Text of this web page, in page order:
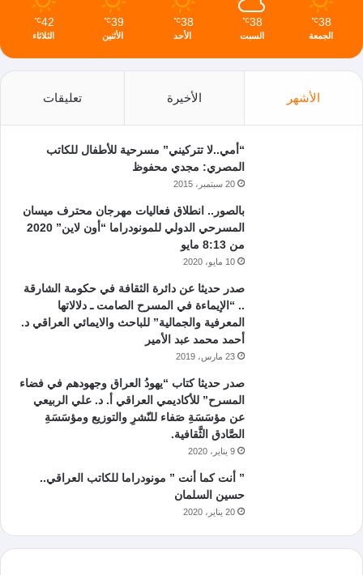
38
℃
الجمعة
38
℃
السبت
38
℃
الأحد
39
℃
الأثنين
42
℃
الثلاثاء
الأشهر الأخيرة تعليقات
“أمي..لا تتركيني” مسرحية للأطفال للكاتب
المصري: مجدي محفوظ
20 سبتمبر، 2015
بالصور.. انطلاق فعاليات مهرجان محترف ميسان
المسرحي الدولي للمونودراما “أون لاين” 2020
من 8:13 مايو
10 مايو، 2020
صدر حديثا عن دائرة الثقافة في حكومة الشارقة
.. “الإيماءة في المسرح الصامت ـ دلالاتها
المعرفية والجمالية” للباحث والايمائي العراقي د.
أحمد محمد عبد الأمير
23 مارس، 2019
صدر حديثا كتاب “يهودُ العراق وجهودهم في فضاء
المسرح” للأكاديمي العراقي أ. د. علي الربيعي
عن مؤسَسَةِ صَفاء للنّشرِ والتوزيع ومؤسَسَةِ
الصَّادق الثَّقافية.
9 يناير، 2020
” أنت كما أنت ” مونودراما للكاتب العراقي..
حسين السلمان
20 يناير، 2020